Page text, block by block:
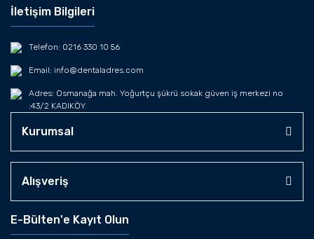
İletişim Bilgileri
Telefon: 0216 330 10 56
Email: info@dentaladres.com
Adres: Osmanağa mah. Yoğurtçu şükrü sokak güven iş merkezi no
:43/2 KADIKÖY
Kurumsal
Alışveriş
E-Bülten'e Kayıt Olun